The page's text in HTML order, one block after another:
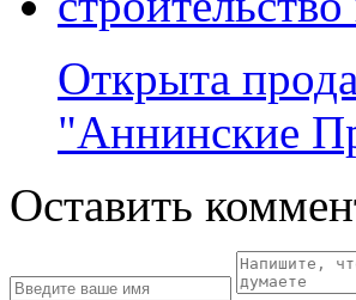
Открыта
"Аннинские
Оставить